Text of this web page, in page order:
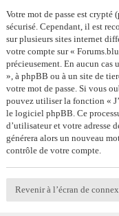
Votre mot de passe est crypté
sécurisé. Cependant, il est
sur plusieurs sites internet
votre compte sur «
précieusement. En aucun cas
», à phpBB ou à un site de
votre mot de passe. Si vous
pouvez utiliser la fonction «
le logiciel phpBB. Ce
d’utilisateur et votre adresse
générera alors un nouveau
contrôle de votre compte.
Revenir à l’écran de